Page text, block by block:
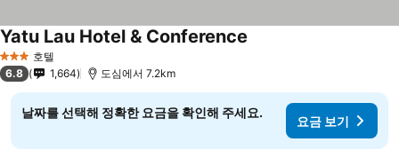
3 성급 호텔
Yatu Lau Hotel & Conference
6.8 1,664 도심에서 7.2km
날짜를 선택해 정확한 요금을 확인해 주세요.
요금 보기